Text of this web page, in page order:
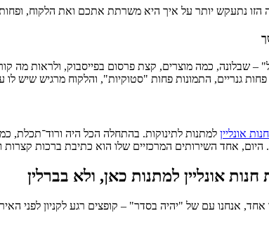
נתעקש יותר על איך היא משרתת אתכם ואת הלקוח, ופחות
– שבלונה, כמה מוצרים, קצת פרסום בפייסבוק, ולראות
גנריים, התמונות פחות "סטוקיות", והלקוח מרגיש שיש לו
חנות אונליין למתנות לתינוקות. בהתחלה הכל היה
אחד השירותים המרכזיים שלו הוא כתיבת ברכות
אנחנו עם של "יהיה בסדר" – קופצים רגע לקניון לפני